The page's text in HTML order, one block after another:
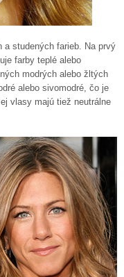
a studených farieb. Na prvý
farby teplé alebo
modrých alebo žltých
alebo sivomodré, čo je
vlasy majú tiež neutrálne